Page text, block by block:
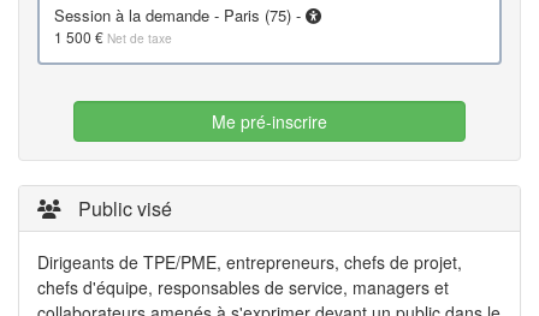
Session à la demande - Paris (75) -
1 500 € Net de taxe
Me pré-inscrire
Public visé
Dirigeants de TPE/PME, entrepreneurs, chefs de projet,
chefs d'équipe, responsables de service, managers et